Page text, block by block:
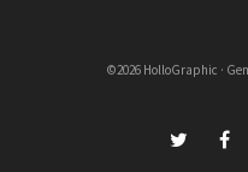
©2026 HolloGraphic ·